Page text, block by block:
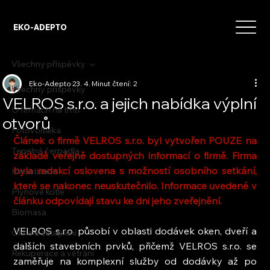
EKO-ADEPTO
Všechny příspěvky
O firmách na trhu
Fotovoltaika
Tepelná čerpadla
Klimatizace
Plynové kotle
Biomasa
Okna a zateplení
Rekuperace a větrání
Všechny příspěvky
VELROS s.r.o. a jejich nabídka výplní
otvorů
Eko-Adepto23. 4.Minut čtení: 2
Článek o firmě VELROS s.r.o. byl vytvořen POUZE na
základě veřejně dostupných informací o firmě. Firma
byla redakcí oslovena s možností osobního setkání,
které se nakonec neuskutečnilo. Informace uvedené v
článku odpovídají stavu ke dni jeho zveřejnění.
VELROS s.r.o. působí v oblasti dodávek oken, dveří a
dalších stavebních prvků, přičemž VELROS s.r.o. se
zaměřuje na komplexní služby od dodávky až po